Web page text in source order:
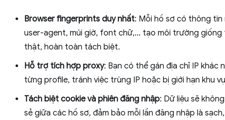
Browser fingerprints duy nhất: Mỗi hồ sơ có thông tin
user-agent, múi giờ, font chữ,… tạo môi trường giống
thật, hoàn toàn tách biệt.
Hỗ trợ tích hợp proxy: Bạn có thể gán địa chỉ IP khác
từng profile, tránh việc trùng IP hoặc bị giới hạn khu
Tách biệt cookie và phiên đăng nhập: Dữ liệu sẽ
sẻ giữa các hồ sơ, đảm bảo mỗi lần đăng nhập là